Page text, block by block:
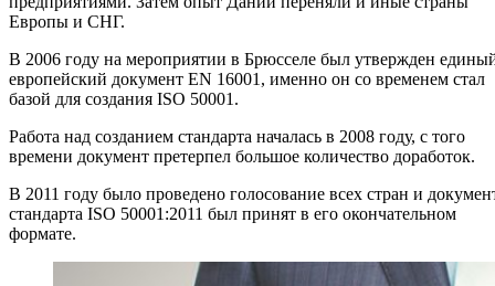
Европы и СНГ.
В 2006 году на мероприятии в Брюсселе был утвержден
европейский документ EN 16001, именно он со временем стал
базой для создания ISO 50001.
Работа над созданием стандарта началась в 2008 году, с того
времени документ претерпел большое количество доработок.
В 2011 году было проведено голосование всех стран и
стандарта ISO 50001:2011 был принят в его окончательном
формате.